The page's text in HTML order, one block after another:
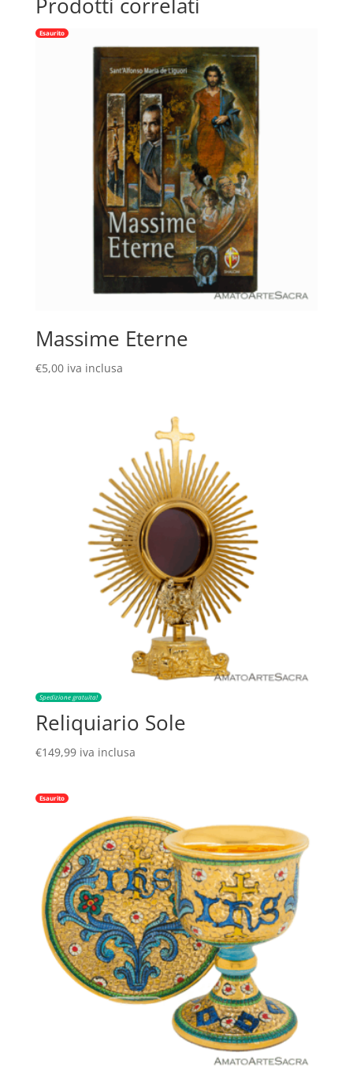
Esaurito
Massime Eterne
€5,00 iva inclusa
Spedizione gratuita!
Reliquiario Sole
€149,99 iva inclusa
Esaurito